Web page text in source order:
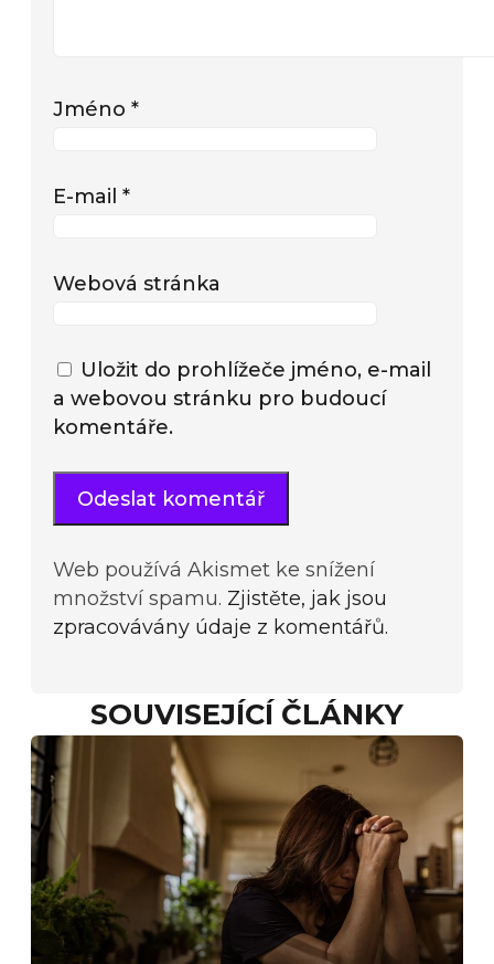
Jméno *
E-mail *
Webová stránka
Uložit do prohlížeče jméno, e-mail
a webovou stránku pro budoucí
komentáře.
Web používá Akismet ke snížení
množství spamu. Zjistěte, jak jsou
zpracovávány údaje z komentářů.
SOUVISEJÍCÍ ČLÁNKY